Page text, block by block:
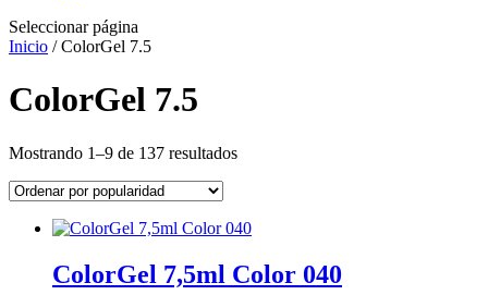
Seleccionar página
Inicio / ColorGel 7.5
ColorGel 7.5
Mostrando 1–9 de 137 resultadosOrdenado
ColorGel 7,5ml Color 040